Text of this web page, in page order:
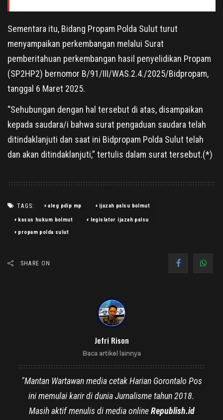
Sementara itu, Bidang Propam Polda Sulut turut
menyampaikan perkembangan melalui Surat
pemberitahuan perkembangan hasil penyelidikan Propam
(SP2HP2) bernomor B/91/III/WAS.2.4./2025/Bidpropam,
tanggal 6 Maret 2025.
“Sehubungan dengan hal tersebut di atas, disampaikan
kepada saudara/i bahwa surat pengaduan saudara telah
ditindaklanjuti dan saat ini Bidpropam Polda Sulut telah
dan akan ditindaklanjuti,” tertulis dalam surat tersebut.(*)
TAGS: aleg pdip mp ijazah palsu bolmut
kasus hukum bolmut
legislator ijazah palsu
propam polda sulut
SHARE ON
Jefri Rison
Baca artikel lainnya
"Mantan Wartawan media cetak Harian Gorontalo Pos
ini memulai karir di dunia Jurnalisme tahun 2018.
Masih aktif menulis di media onlineRepublish.id